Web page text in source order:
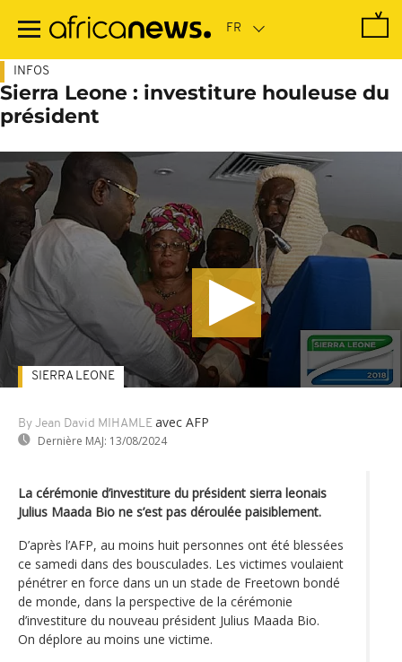
contenu
INFOS
Sierra Leone : investiture houleuse du
président
By Jean David MIHAMLE avec AFP
Dernière MAJ: 13/08/2024
SIERRA LEONE
La cérémonie d’investiture du président sierra leonais
Julius Maada Bio ne s’est pas déroulée paisiblement.
D’après l’AFP, au moins huit personnes ont été blessées
ce samedi dans des bousculades. Les victimes voulaient
pénétrer en force dans un un stade de Freetown bondé
de monde, dans la perspective de la cérémonie
d’investiture du nouveau président Julius Maada Bio.
On déplore au moins une victime.